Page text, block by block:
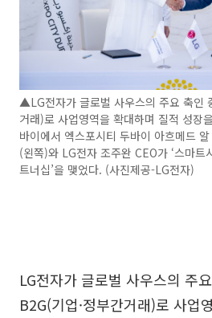
▲LG전자가 글로벌 사우스의 주요 축인
거래)로 사업영역을 확대하며 질적 성장
바이에서 엑스포시티 두바이 아흐메드
(왼쪽)와 LG전자 조주완 CEO가 ‘스마
트너십’을 맺었다. (사진제공-LG전자)
LG전자가 글로벌 사우스의 주
B2G(기업·정부간거래)로 사업